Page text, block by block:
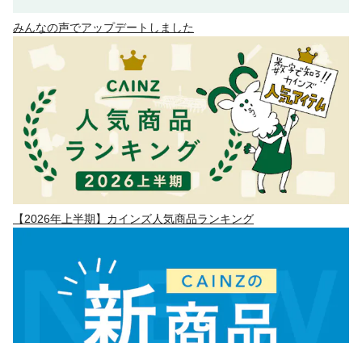
みんなの声でアップデートしました
【2026年上半期】カインズ人気商品ランキング